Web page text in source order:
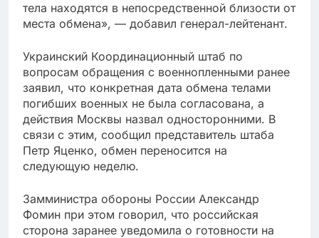
тела находятся в непосредственной близости от
места обмена», — добавил генерал-лейтенант.
Украинский Координационный штаб по
вопросам обращения с военнопленными ранее
заявил, что конкретная дата обмена телами
погибших военных не была согласована, а
действия Москвы назвал односторонними. В
связи с этим, сообщил представитель штаба
Петр Яценко, обмен переносится на
следующую неделю.
Замминистра обороны России Александр
Фомин при этом говорил, что российская
сторона заранее уведомила о готовности на